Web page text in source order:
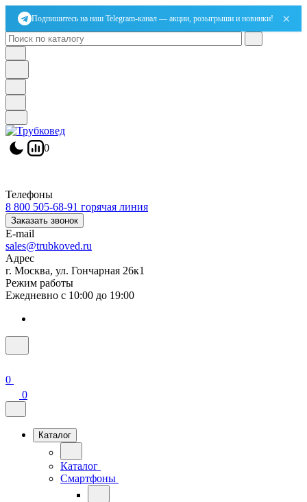
Подпишитесь на наш Telegram-канал — акции, розыгрыши и новинки! ×
0
Телефоны
8 800 505-68-91 горячая линия
Заказать звонок
E-mail
sales@trubkoved.ru
Адрес
г. Москва, ул. Гончарная 26к1
Режим работы
Ежедневно с 10:00 до 19:00
0
0
Каталог
Каталог
Смартфоны